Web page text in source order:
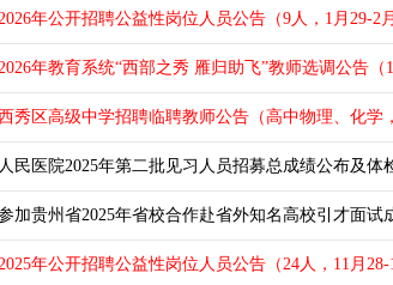
年公开招聘公益性岗位人员公告（9人，1月29-2
年教育系统“西部之秀 雁归助飞”教师选调公告（
秀区高级中学招聘临聘教师公告（高中物理、化学
民医院2025年第二批见习人员招募总成绩公布及体
加贵州省2025年省校合作赴省外知名高校引才面试
年公开招聘公益性岗位人员公告（24人，11月28-